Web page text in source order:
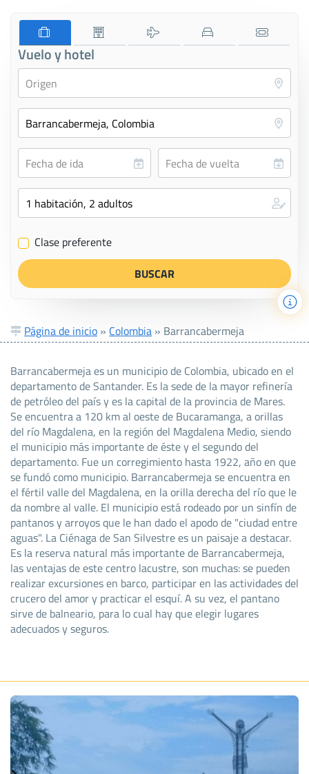
Vuelo y hotel
✔ Clase preferente
Página de inicio » Colombia » Barrancabermeja
Barrancabermeja es un municipio de Colombia, ubicado en el
departamento de Santander. Es la sede de la mayor refinería
de petróleo del país y es la capital de la provincia de Mares.
Se encuentra a 120 km al oeste de Bucaramanga, a orillas
del río Magdalena, en la región del Magdalena Medio, siendo
el municipio más importante de éste y el segundo del
departamento. Fue un corregimiento hasta 1922, año en que
se fundó como municipio. Barrancabermeja se encuentra en
el fértil valle del Magdalena, en la orilla derecha del río que le
da nombre al valle. El municipio está rodeado por un sinfín de
pantanos y arroyos que le han dado el apodo de "ciudad entre
aguas". La Ciénaga de San Silvestre es un paisaje a destacar.
Es la reserva natural más importante de Barrancabermeja,
las ventajas de este centro lacustre, son muchas: se pueden
realizar excursiones en barco, participar en las actividades del
crucero del amor y practicar el esquí. A su vez, el pantano
sirve de balneario, para lo cual hay que elegir lugares
adecuados y seguros.